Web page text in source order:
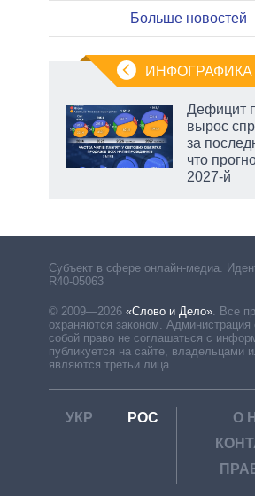
Больше новостей
ИНФОГРАФИКА
Дефицит
вырос
за
что
2027-й
Субъект в сфере онлайн-медиа.
R40-05063
© 2009—2026 «Слово и Дело». Все
охраняются законом. Администрация
собой право не соглашаться с
публикуется на сайте, владельцами
являются третьи лица.
УКР РОС
О